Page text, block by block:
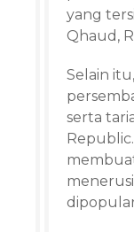
yang
Qhaud,
Selain
serta